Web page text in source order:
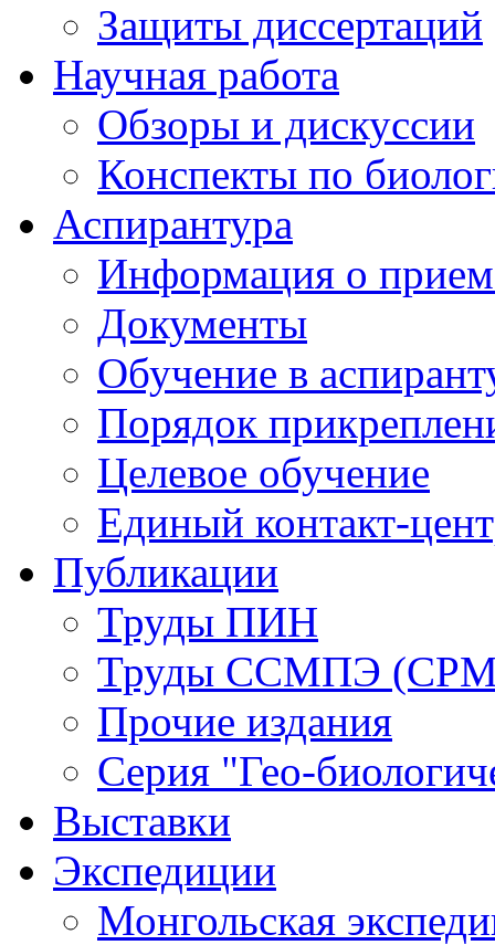
Защиты диссертаций
Научная работа
Обзоры и дискуссии
Конспекты по
Аспирантура
Информация о
Документы
Обучение в
Порядок
Целевое обучение
Единый контакт-
Публикации
Труды ПИН
Труды ССМПЭ
Прочие издания
Серия "Гео-
Выставки
Экспедиции
Монгольская